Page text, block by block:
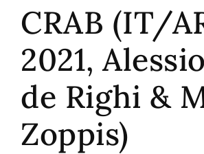
CRAB (IT/
2021,
de Righi &
Zoppis)